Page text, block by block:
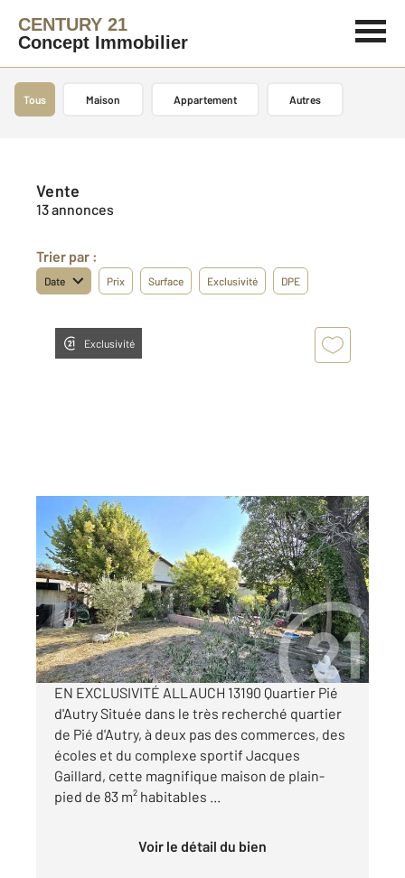
CENTURY 21
Concept Immobilier
Tous Maison Appartement Autres
Vente
13 annonces
Trier par :
Date Prix Surface Exclusivité DPE
Exclusivité
ALLAUCH 13
83 m2, 4 pièces
Ref : 3816
Maison à vendre
485 000 €
Visiter le site dédié
EN EXCLUSIVITÉ ALLAUCH 13190 Quartier Pié
d'Autry Située dans le très recherché quartier
de Pié d'Autry, à deux pas des commerces, des
écoles et du complexe sportif Jacques
Gaillard, cette magnifique maison de plain-
pied de 83 m² habitables ...
Voir le détail du bien